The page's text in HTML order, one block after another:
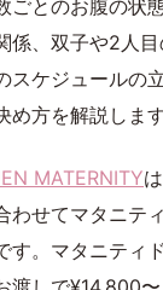
ごとのお腹の状
係、双子や2人目
スケジュールの
方を解説します
MATERNITY
わせてマタニテ
す。マタニティ